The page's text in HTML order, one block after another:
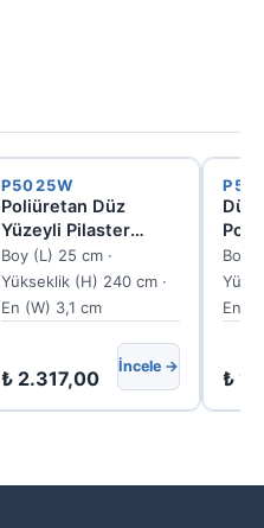
P5025W
Poliüretan Düz
Yüzeyli Pilaster
Sütun Paneli
P5025W
Boy (L) 25 cm ·
Yükseklik (H) 240 cm ·
En (W) 3,1 cm
₺2.317,00 İncele →
Düz
Boy
En
₺